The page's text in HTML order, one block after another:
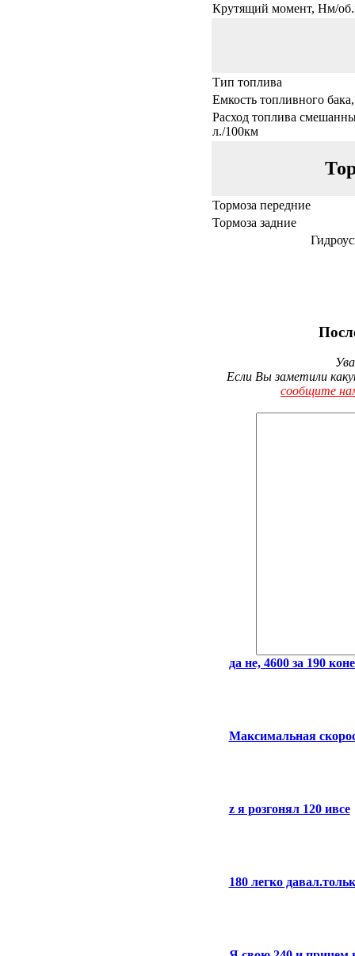
Крутящий момент, Нм/
Тип топлива
Емкость топливного
Расход топлива
л./100км
Тормоза передние
Тормоза задние
Если Вы заметили
сообщите
да не, 4600 за 190
Максимальная
z я розгонял 120 ивсе
180 легко